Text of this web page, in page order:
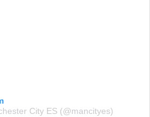
City ES (@mancityes)